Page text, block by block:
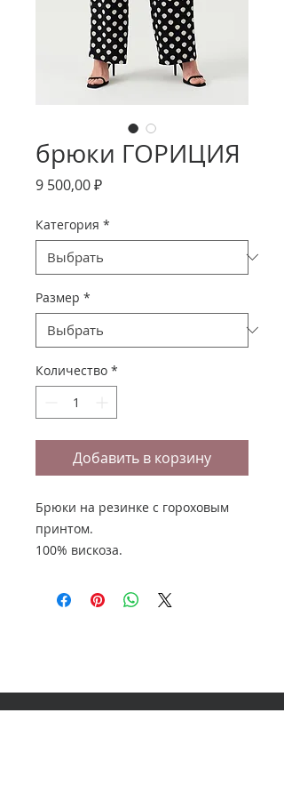
брюки ГОРИЦИЯ
9 500,00 ₽Цена
Категория *
Размер *
Количество *
Добавить в корзину
Брюки на резинке с гороховым
принтом.
100% вискоза.